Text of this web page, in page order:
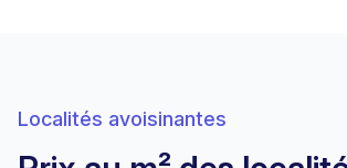
Localités avoisinantes